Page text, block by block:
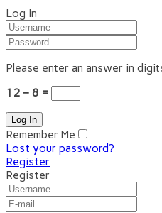
Log In
Please enter an answer in
12 − 8 =
Remember Me
Lost your password?
Register
Register